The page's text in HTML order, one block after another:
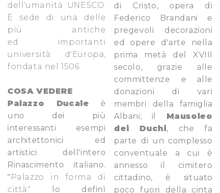
dell'umanità
UNESCO.
È sede di una delle
più antiche
ed
importanti
università d'Europa,
fondata nel 1506.
COSA VEDERE
Palazzo Ducale è
uno dei più
interessanti esempi
architettonici ed
artistici dell'intero
Rinascimento italiano.
" Palazzo in forma di
città " lo definì
di Cristo, opera di
Federico Brandani e
pregevoli decorazioni
ed opere d'arte nella
prima metà del XVIII
secolo, grazie alle
committenze e alle
donazioni di vari
membri della famiglia
Albani; il
Mausoleo
dei Duchi, che fa
parte di un complesso
conventuale a cui è
annesso il cimitero
cittadino, è situato
poco fuori della cinta